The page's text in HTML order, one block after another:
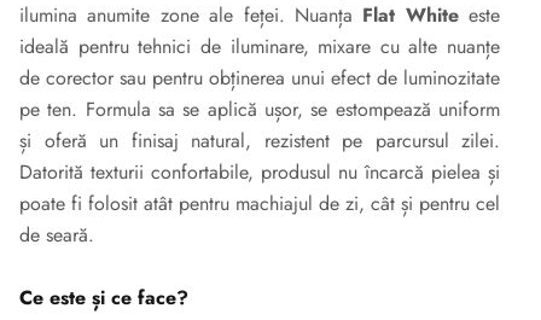
ilumina anumite zone ale feței. Nuanța Flat Whiteeste
ideală pentru tehnici de iluminare, mixare cu alte nuanțe
de corector sau pentru obținerea unui efect de luminozitate
pe ten. Formula sa se aplică ușor, se estompează uniform
și oferă un finisaj natural, rezistent pe parcursul zilei.
Datorită texturii confortabile, produsul nu încarcă pielea și
poate fi folosit atât pentru machiajul de zi, cât și pentru cel
de seară.
Ce este și ce face?